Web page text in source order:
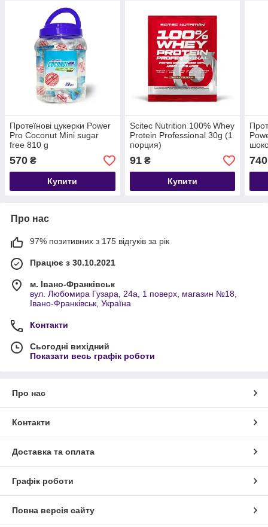
Протеїнові цукерки Power
Pro Coconut Mini sugar
free 810 g
570 ₴
Купити
Scitec Nutrition 100% Whey
Protein Professional 30g (1
порция)
91₴
Купити
740
Про нас
97% позитивних з 175 відгуків за рік
Працює з 30.10.2021
м. Івано-Франківськ
вул. Любомира Гузара, 24а, 1 поверх, магазин №18,
Івано-Франківськ, Україна
Контакти
Сьогодні вихідний
Показати весь графік роботи
Про нас
Контакти
Доставка та оплата
Графік роботи
Повна версія сайту